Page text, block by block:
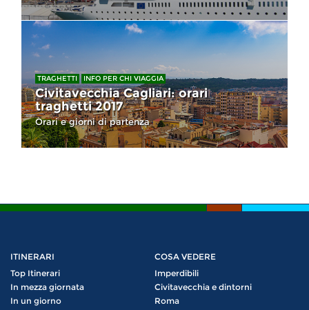
TRAGHETTI INFO PER CHI VIAGGIA
Civitavecchia Cagliari: orari
traghetti 2017
Orari e giorni di partenza
ITINERARI
Top Itinerari
In mezza giornata
In un giorno
COSA VEDERE
Imperdibili
Civitavecchia e dintorni
Roma